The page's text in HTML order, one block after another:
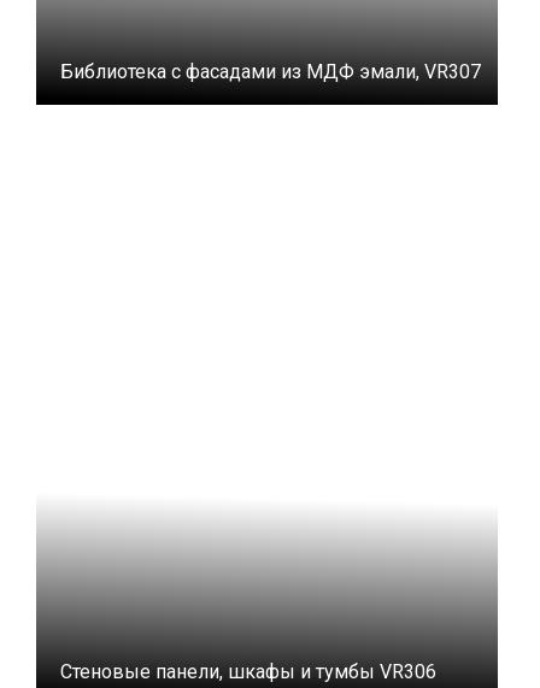
Библиотека с фасадами из МДФ эмали, VR307
Стеновые панели, шкафы и тумбы VR306